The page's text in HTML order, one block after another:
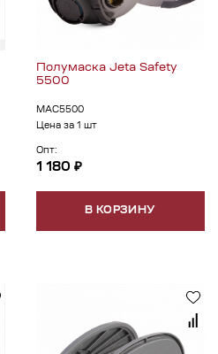
Полумаска Jeta Safety
5500
МАС5500
Цена за 1 шт
Опт:
1 180 ₽
В КОРЗИНУ